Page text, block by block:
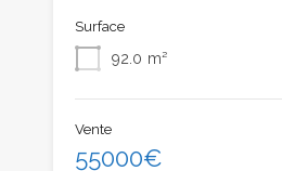
Surface
92.0 m²
Vente
55000€